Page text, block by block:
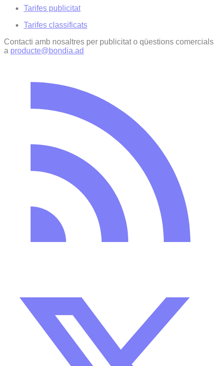
Tarifes publicitat
Tarifes classificats
Contacti amb nosaltres per publicitat o qüestions comercials
a producte@bondia.ad